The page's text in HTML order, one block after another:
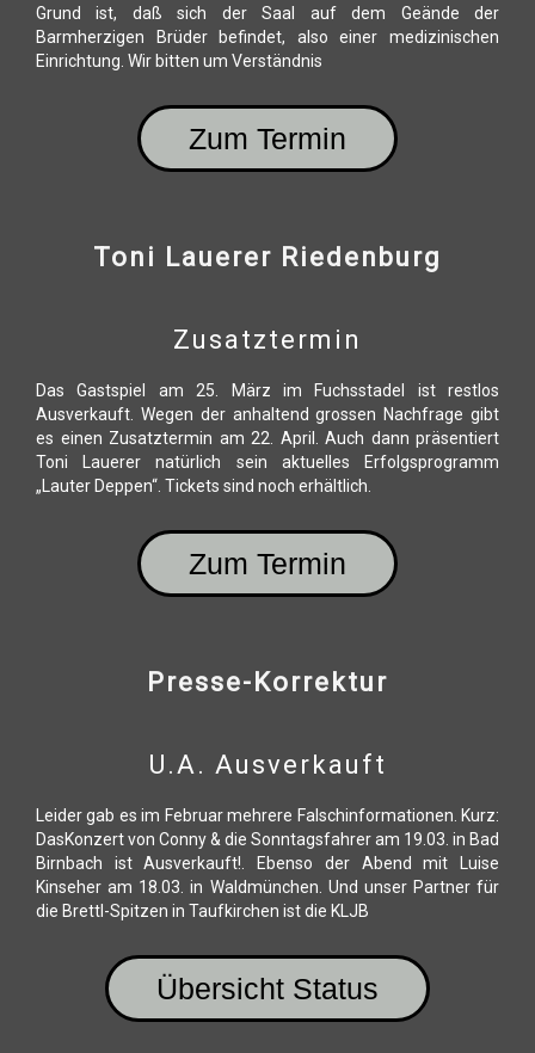
Grund ist, daß sich der Saal auf dem Geände der
Barmherzigen Brüder befindet, also einer medizinischen
Einrichtung. Wir bitten um Verständnis
Zum Termin
Toni Lauerer Riedenburg
Zusatztermin
Das Gastspiel am 25. März im Fuchsstadel ist restlos
Ausverkauft. Wegen der anhaltend grossen Nachfrage gibt
es einen Zusatztermin am 22. April. Auch dann präsentiert
Toni Lauerer natürlich sein aktuelles Erfolgsprogramm
„Lauter Deppen“. Tickets sind noch erhältlich.
Zum Termin
Presse-Korrektur
U.a. Ausverkauft
Leider gab es im Februar mehrere Falschinformationen. Kurz:
DasKonzert von Conny & die Sonntagsfahrer am 19.03. in Bad
Birnbach ist Ausverkauft!. Ebenso der Abend mit Luise
Kinseher am 18.03. in Waldmünchen. Und unser Partner für
die Brettl-Spitzen in Taufkirchen ist die KLJB
Übersicht Status